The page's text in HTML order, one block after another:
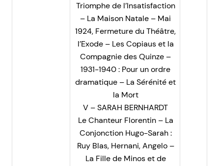
Triomphe de l’Insatisfaction
– La Maison Natale – Mai
1924, Fermeture du Théâtre,
l’Exode – Les Copiaus et la
Compagnie des Quinze –
1931-1940 : Pour un ordre
dramatique – La Sérénité et
la Mort
V – SARAH BERNHARDT
Le Chanteur Florentin – La
Conjonction Hugo-Sarah :
Ruy Blas, Hernani, Angelo –
La Fille de Minos et de